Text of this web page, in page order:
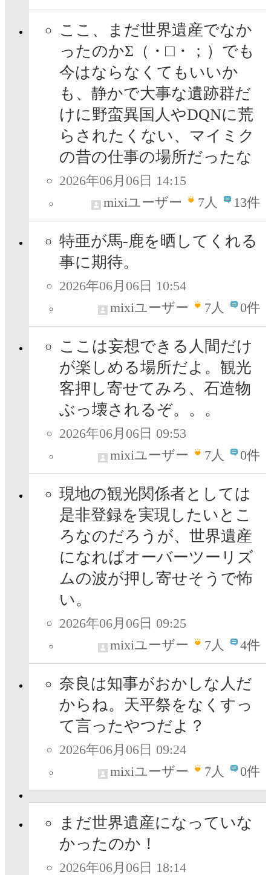
ここ、まだ世界遺産でなか
ったのかΣ（・□・；）でも
今はならなくてもいいか
も、静かで大事な遺跡群だ
けに野蛮異国人やDQNに荒
らされたくない、マイミク
の昔の仕事の場所だったな
2026年06月06日 14:15
mixiユーザー
7人 13件
特亜が馬-鹿を晒してくれる
事に期待。
2026年06月06日 10:54
mixiユーザー
7人 0件
ここは妄想できる人間だけ
が楽しめる場所だよ。観光
客押し寄せてみろ、石造物
ぶっ壊されるぞ。。。
2026年06月06日 09:53
mixiユーザー
7人 0件
現地の観光関係者としては
是非登録を実現したいとこ
ろなのだろうが、世界遺産
になればオーバーツーリズ
ムの波が押し寄せそうで怖
い。
2026年06月06日 09:25
mixiユーザー
7人 4件
奈良は知事がおかしな人だ
からね。天平祭をなくすっ
て言ったやつだよ？
2026年06月06日 09:24
mixiユーザー
7人 0件
まだ世界遺産になっていな
かったのか！
2026年06月06日 18:14